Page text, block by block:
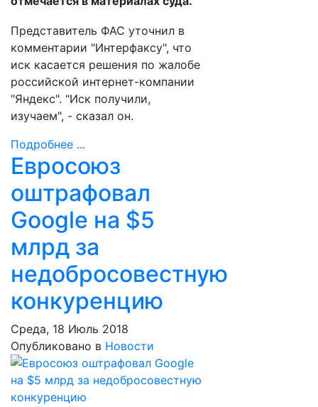
Представитель ФАС уточнил в
комментарии "Интерфаксу", что
иск касается решения по жалобе
российской интернет-компании
"Яндекс". "Иск получили,
изучаем", - сказал он.
Подробнее ...
Евросоюз
оштрафовал
Google на $5
млрд за
недобросовестную
конкуренцию
Среда, 18 Июль 2018
Опубликовано в Новости